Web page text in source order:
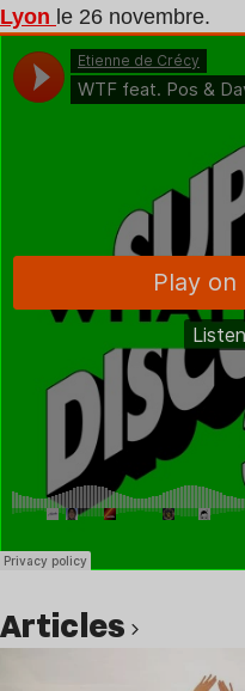
Lyon le 26 novembre.
Articles